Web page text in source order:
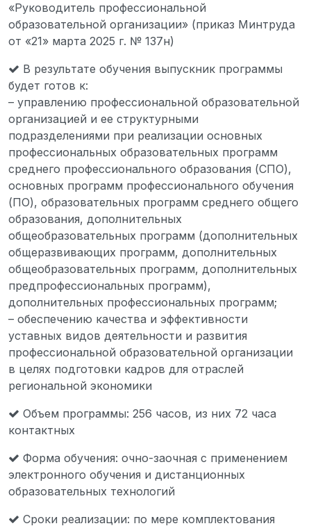
«Руководитель профессиональной
образовательной организации» (приказ Минтруда
от «21» марта 2025 г. № 137н)
В результате обучения выпускник программы
будет готов к:
– управлению профессиональной образовательной
организацией и ее структурными
подразделениями при реализации основных
профессиональных образовательных программ
среднего профессионального образования (СПО),
основных программ профессионального обучения
(ПО), образовательных программ среднего общего
образования, дополнительных
общеобразовательных программ (дополнительных
общеразвивающих программ, дополнительных
общеобразовательных программ, дополнительных
предпрофессиональных программ),
дополнительных профессиональных программ;
– обеспечению качества и эффективности
уставных видов деятельности и развития
профессиональной образовательной организации
в целях подготовки кадров для отраслей
региональной экономики
Объем программы: 256 часов, из них 72 часа
контактных
Форма обучения: очно-заочная с применением
электронного обучения и дистанционных
образовательных технологий
Сроки реализации: по мере комплектования